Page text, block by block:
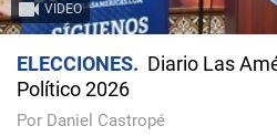
VIDEO
ELECCIONES
Diario Las
Político 2026
Por Daniel Castropé